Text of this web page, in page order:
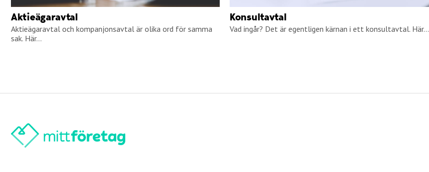
Aktieägaravtal
Aktieägaravtal och kompanjonsavtal är olika ord för samma
sak. Här...
Konsultavtal
Vad ingår? Det är egentligen kärnan i ett konsultavtal. Här...